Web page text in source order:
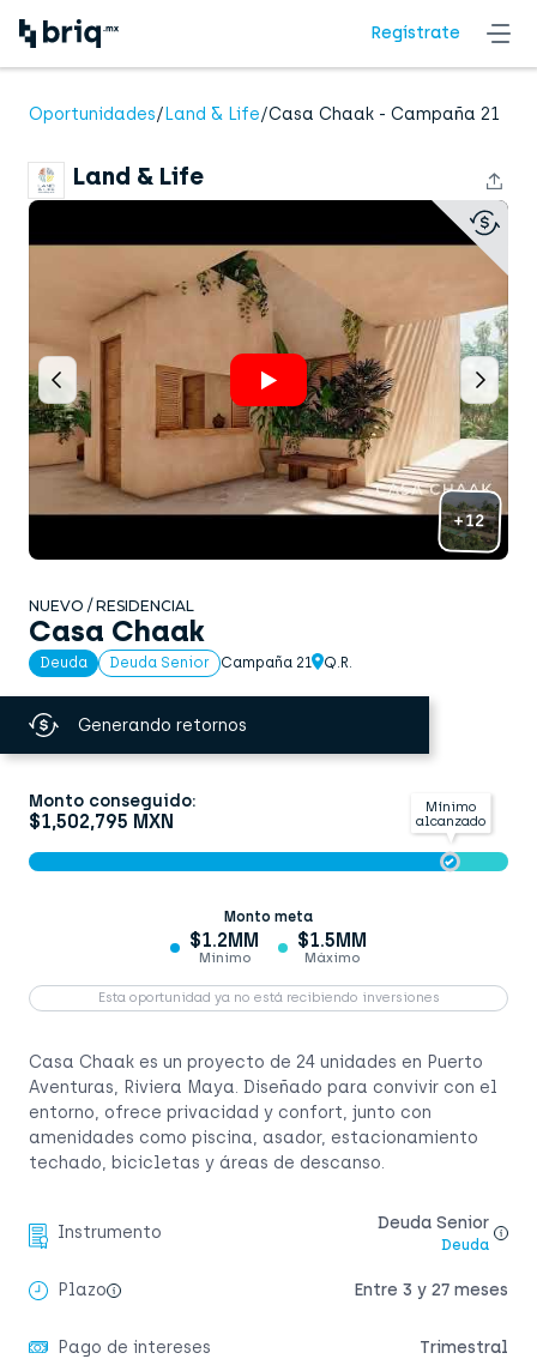
presenta
Regístrate
Oportunidades/ Land & Life/Casa Chaak - Campaña 21
Land & Life
+12
NUEVO / RESIDENCIAL
Casa Chaak
Deuda Deuda Senior Campaña 21 Q.R.
Generando retornos
Monto conseguido:
$1,502,795 MXN
Mínimo
alcanzado
Monto meta
$1.2MM
Mínimo
$1.5MM
Máximo
Esta oportunidad ya no está recibiendo inversiones
Casa Chaak es un proyecto de 24 unidades en Puerto
Aventuras, Riviera Maya. Diseñado para convivir con el
entorno, ofrece privacidad y confort, junto con
amenidades como piscina, asador, estacionamiento
techado, bicicletas y áreas de descanso.
Instrumento Deuda Senior
Deuda
Plazo Entre 3 y 27 meses
Pago de intereses Trimestral